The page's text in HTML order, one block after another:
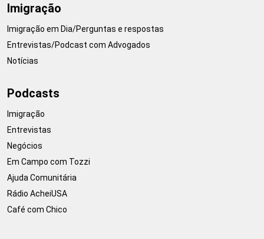
Imigração
Imigração em Dia/Perguntas e respostas
Entrevistas/Podcast com Advogados
Notícias
Podcasts
Imigração
Entrevistas
Negócios
Em Campo com Tozzi
Ajuda Comunitária
Rádio AcheiUSA
Café com Chico